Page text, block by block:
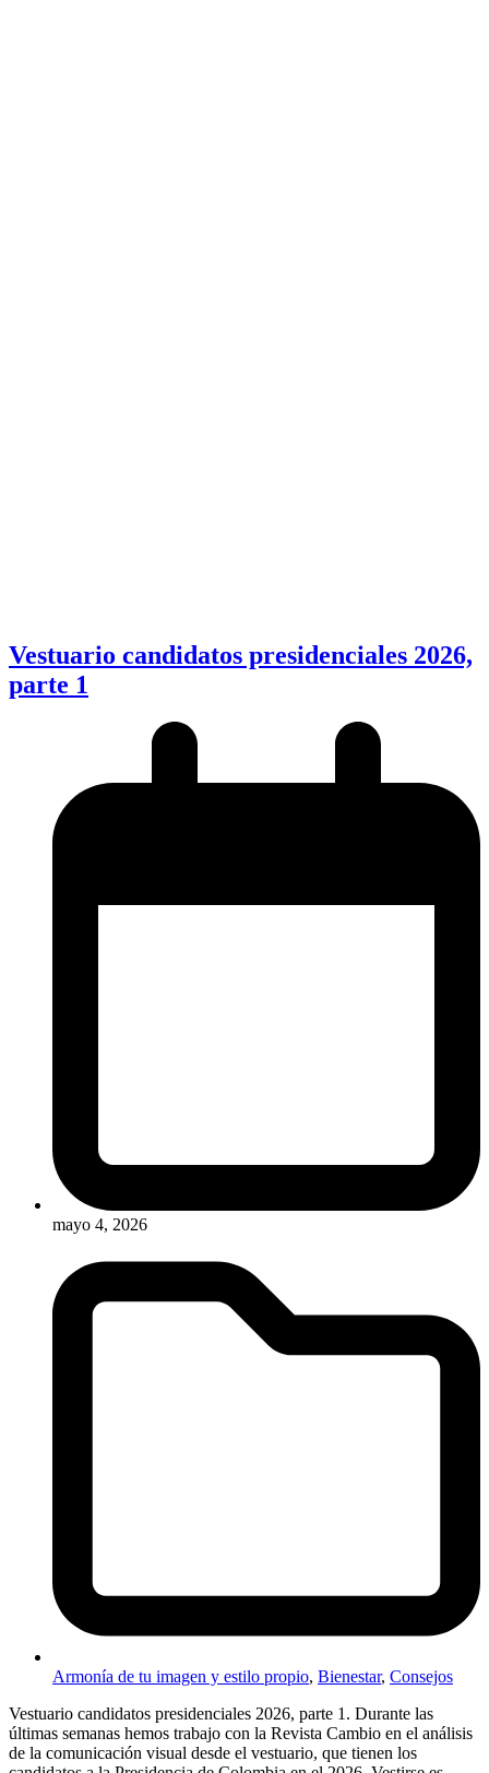
Vestuario candidatos presidenciales 2026,
parte 1
mayo 4, 2026
Armonía de tu imagen y estilo propio, Bienestar, Consejos
Vestuario candidatos presidenciales 2026, parte 1. Durante las
últimas semanas hemos trabajo con la Revista Cambio en el análisis
de la comunicación visual desde el vestuario, que tienen los